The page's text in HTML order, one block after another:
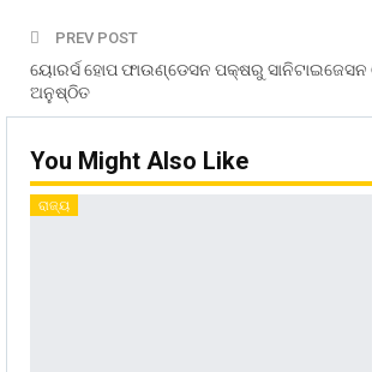
PREV POST
ୟୋରର୍ସ ହୋପ ଫାଉଣ୍ଡେସନ ପକ୍ଷରୁ ସାନିଟାଇଜେସନ
ଅନୁଷ୍ଠିତ
You Might Also Like
ରାଜ୍ୟ